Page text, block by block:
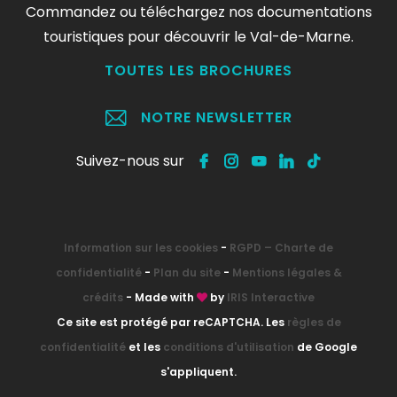
Commandez ou téléchargez nos documentations
touristiques pour découvrir le Val-de-Marne.
TOUTES LES BROCHURES
NOTRE NEWSLETTER
Suivez-nous sur
Information sur les cookies - RGPD – Charte de
confidentialité- Plan du site- Mentions légales &
crédits - Made with by IRIS Interactive
Ce site est protégé par reCAPTCHA. Les règles de
confidentialité et les conditions d'utilisation de Google
s'appliquent.